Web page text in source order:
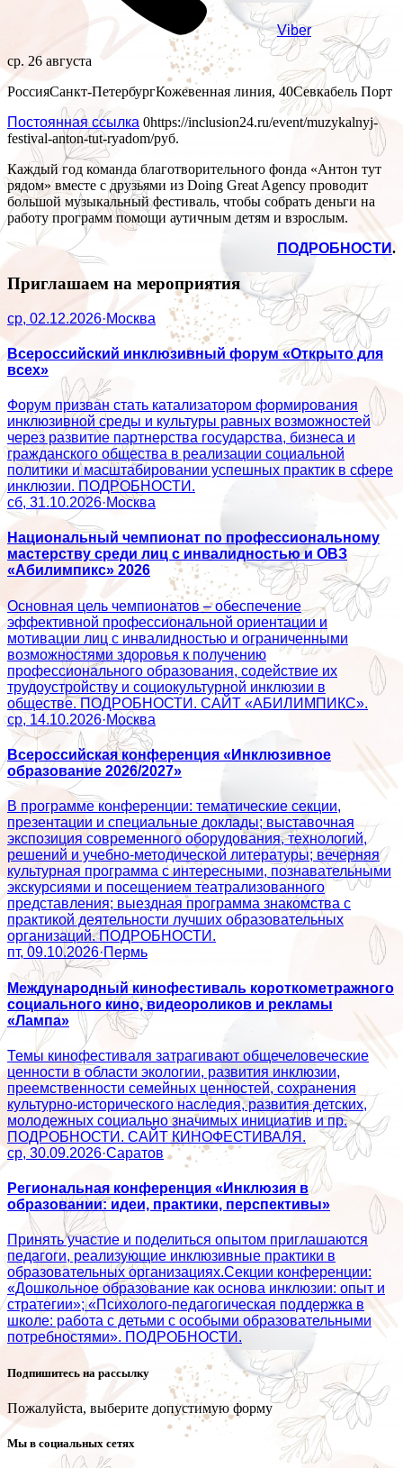
Viber
ср. 26 августа
РоссияСанкт-ПетербургКожевенная линия, 40Севкабель Порт
Постоянная ссылка 0https://inclusion24.ru/event/muzykalnyj-
festival-anton-tut-ryadom/руб.
Каждый год команда благотворительного фонда «Антон тут
рядом» вместе с друзьями из Doing Great Agency проводит
большой музыкальный фестиваль, чтобы собрать деньги на
работу программ помощи аутичным детям и взрослым.
ПОДРОБНОСТИ.
Приглашаем на мероприятия
ср, 02.12.2026·Москва
Всероссийский инклюзивный форум «Открыто для
всех»
Форум призван стать катализатором формирования
инклюзивной среды и культуры равных возможностей
через развитие партнерства государства, бизнеса и
гражданского общества в реализации социальной
политики и масштабировании успешных практик в сфере
инклюзии. ПОДРОБНОСТИ.
сб, 31.10.2026·Москва
Национальный чемпионат по профессиональному
мастерству среди лиц с инвалидностью и ОВЗ
«Абилимпикс» 2026
Основная цель чемпионатов – обеспечение
эффективной профессиональной ориентации и
мотивации лиц с инвалидностью и ограниченными
возможностями здоровья к получению
профессионального образования, содействие их
трудоустройству и социокультурной инклюзии в
обществе. ПОДРОБНОСТИ. САЙТ «АБИЛИМПИКС».
ср, 14.10.2026·Москва
Всероссийская конференция «Инклюзивное
образование 2026/2027»
В программе конференции: тематические секции,
презентации и специальные доклады; выставочная
экспозиция современного оборудования, технологий,
решений и учебно-методической литературы; вечерняя
культурная программа с интересными, познавательными
экскурсиями и посещением театрализованного
представления; выездная программа знакомства с
практикой деятельности лучших образовательных
организаций. ПОДРОБНОСТИ.
пт, 09.10.2026·Пермь
Международный кинофестиваль короткометражного
социального кино, видеороликов и рекламы
«Лампа»
Темы кинофестиваля затрагивают общечеловеческие
ценности в области экологии, развития инклюзии,
преемственности семейных ценностей, сохранения
культурно-исторического наследия, развития детских,
молодежных социально значимых инициатив и пр.
ПОДРОБНОСТИ. САЙТ КИНОФЕСТИВАЛЯ.
ср, 30.09.2026·Саратов
Региональная конференция «Инклюзия в
образовании: идеи, практики, перспективы»
Принять участие и поделиться опытом приглашаются
педагоги, реализующие инклюзивные практики в
образовательных организациях.Секции конференции:
«Дошкольное образование как основа инклюзии: опыт и
стратегии»; «Психолого‑педагогическая поддержка в
школе: работа с детьми с особыми образовательными
потребностями». ПОДРОБНОСТИ.
Подпишитесь на рассылку
Пожалуйста, выберите допустимую форму
Мы в социальных сетях